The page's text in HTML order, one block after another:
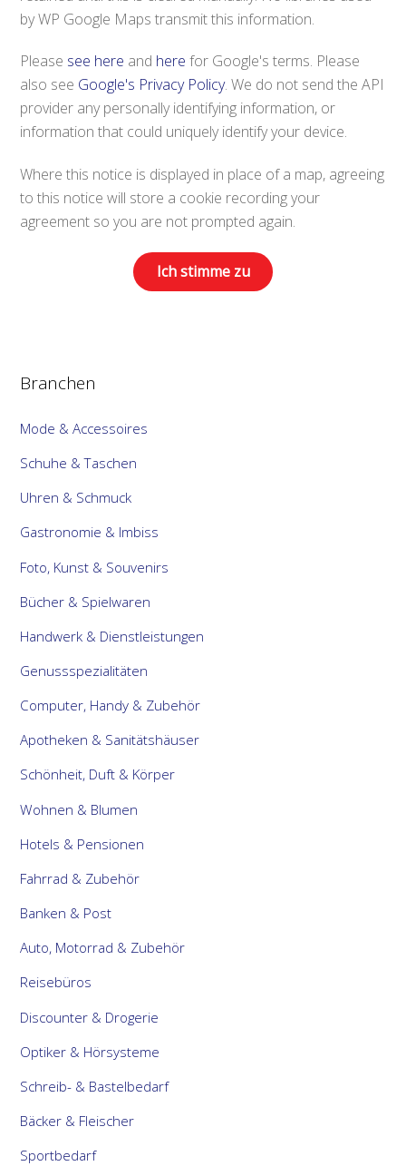
by WP Google Maps transmit this information.
Please see here and here for Google's terms. Please
also see Google's Privacy Policy. We do not send the API
provider any personally identifying information, or
information that could uniquely identify your device.
Where this notice is displayed in place of a map, agreeing
to this notice will store a cookie recording your
agreement so you are not prompted again.
Ich stimme zu
Branchen
Mode & Accessoires
Schuhe & Taschen
Uhren & Schmuck
Gastronomie & Imbiss
Foto, Kunst & Souvenirs
Bücher & Spielwaren
Handwerk & Dienstleistungen
Genussspezialitäten
Computer, Handy & Zubehör
Apotheken & Sanitätshäuser
Schönheit, Duft & Körper
Wohnen & Blumen
Hotels & Pensionen
Fahrrad & Zubehör
Banken & Post
Auto, Motorrad & Zubehör
Reisebüros
Discounter & Drogerie
Optiker & Hörsysteme
Schreib- & Bastelbedarf
Bäcker & Fleischer
Sportbedarf